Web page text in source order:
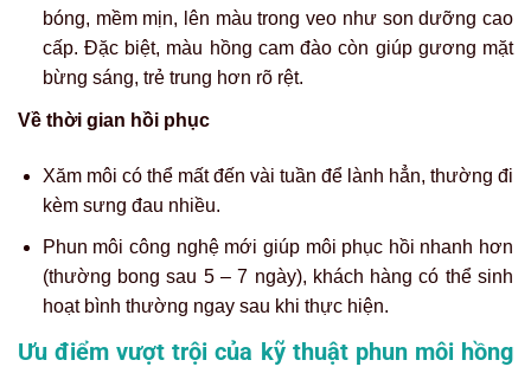
bóng, mềm mịn, lên màu trong veo như son dưỡng cao
cấp. Đặc biệt, màu hồng cam đào còn giúp gương mặt
bừng sáng, trẻ trung hơn rõ rệt.
Về thời gian hồi phục
Xăm môi có thể mất đến vài tuần để lành hẳn, thường đi
kèm sưng đau nhiều.
Phun môi công nghệ mới giúp môi phục hồi nhanh hơn
(thường bong sau 5 – 7 ngày), khách hàng có thể sinh
hoạt bình thường ngay sau khi thực hiện.
Ưu điểm vượt trội của kỹ thuật phun môi hồng